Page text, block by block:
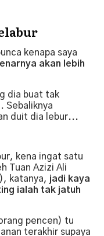
kenapa saya
akan lebih
dia buat tak
Sebaliknya
duit dia lebur...
kena ingat satu
Tuan Azizi Ali
katanya, jadi kaya
ialah tak jatuh
pencen) tu
terakhir supaya